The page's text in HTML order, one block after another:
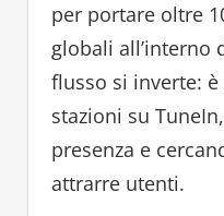
per portare oltre
globali all’interno
flusso si inverte:
stazioni su
presenza e
attrarre utenti.